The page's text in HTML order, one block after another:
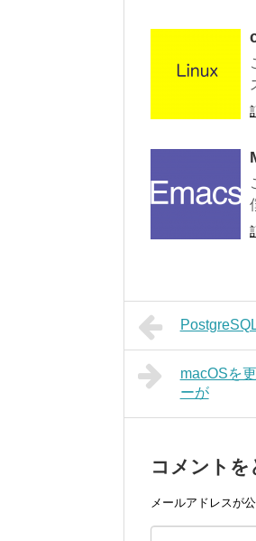
macOSを
ーが
コメントを
メールアドレスが